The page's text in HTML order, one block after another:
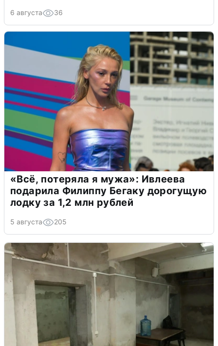
6 августа 36
«Всё, потеряла я мужа»: Ивлеева
подарила Филиппу Бегаку дорогущую
лодку за 1,2 млн рублей
5 августа 205